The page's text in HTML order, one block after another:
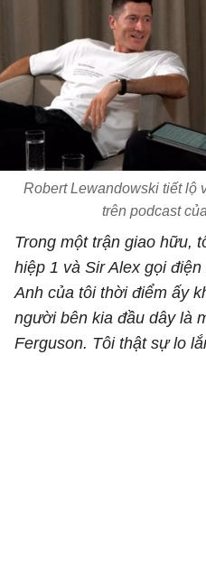
Robert Lewandowski tiết lộ
trên podcast
Trong một trận giao hữu,
hiệp 1 và Sir Alex gọi
Anh của tôi thời điểm ấy
người bên kia đầu dây là
Ferguson. Tôi thật sự lo